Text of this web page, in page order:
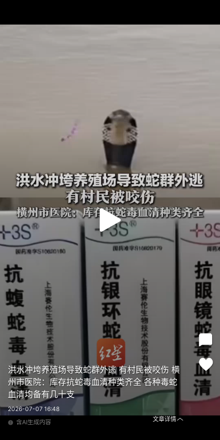
洪水冲垮养殖场导致蛇群外逃 有村民被咬伤 横
州市医院：库存抗蛇毒血清种类齐全 各种毒蛇
血清均备有几十支
2026-07-07 16:48
含AI生成内容
文章详情